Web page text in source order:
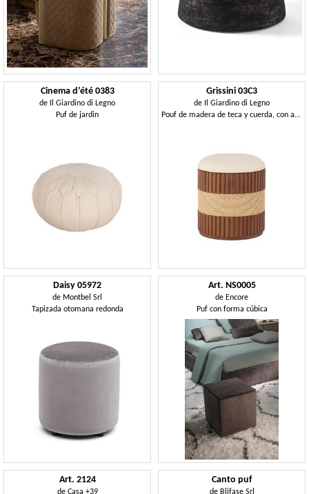
Cinema d’été 0383
de
Il Giardino di Legno
Puf de jardin
Grissini 03C3
de
Il Giardino di Legno
Pouf de madera de teca y cuerda, con asiento redondo acolchado
Daisy 05972
de Montbel Srl
Tapizada otomana redonda
Art. NS0005
de Encore
Puf con forma cúbica
Art. 2124
de Casa +39
Canto puf
de Blifase Srl